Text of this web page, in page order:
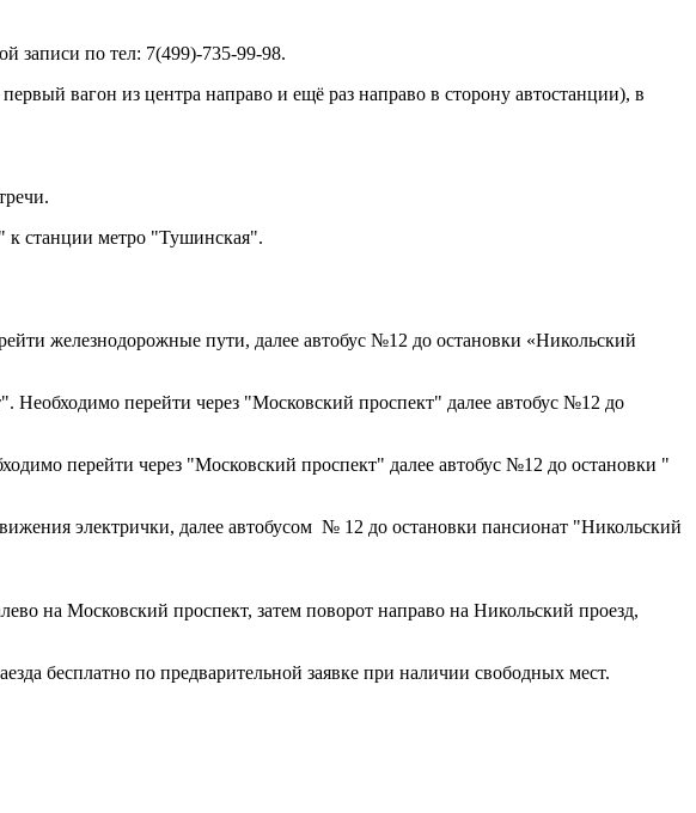
записи по тел: 7(499)-735-99-98.
вагон из центра направо и ещё раз направо в сторону автостанции), в
к станции метро "Тушинская".
железнодорожные пути, далее автобус №12 до остановки «Никольский
перейти через "Московский проспект" далее автобус №12 до
перейти через "Московский проспект" далее автобус №12 до остановки "
электрички, далее автобусом № 12 до остановки пансионат "Никольский
на Московский проспект, затем поворот направо на Никольский проезд,
бесплатно по предварительной заявке при наличии свободных мест.